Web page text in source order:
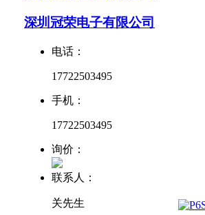
深圳冠荣电子有限公司
电话：
17722503495
手机：
17722503495
询价：
联系人：
关先生